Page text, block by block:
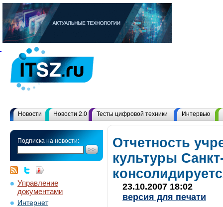
Новости Новости 2.0 Тесты цифровой техники Интервью
Подписка на новости:
Управление
документами
Интернет
Отчетность
культуры
23.10.2007 18:02
версия для печати